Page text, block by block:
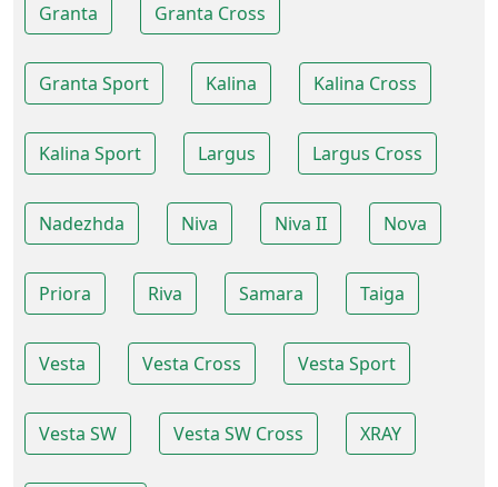
Granta Granta Cross
Granta Sport Kalina Kalina Cross
Kalina Sport Largus Largus Cross
Nadezhda Niva Niva II Nova
Priora Riva Samara Taiga
Vesta Vesta Cross Vesta Sport
Vesta SW Vesta SW Cross XRAY